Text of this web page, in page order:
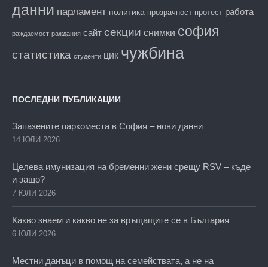
данни парламент политика прозрачност протест работа
раждаемост раждания сайт секции снимки софия
статистика студенти цик чужбина
ПОСЛЕДНИ ПУБЛИКАЦИИ
Запазените паркоместа в София – нови данни
14 ЮЛИ 2026
Целева имунизация на бременни жени срещу RSV – къде
и защо?
7 ЮЛИ 2026
Какво знаем и какво не за връщащите се в България
6 ЮЛИ 2026
Местни данъци в помощ на семействата, а не на